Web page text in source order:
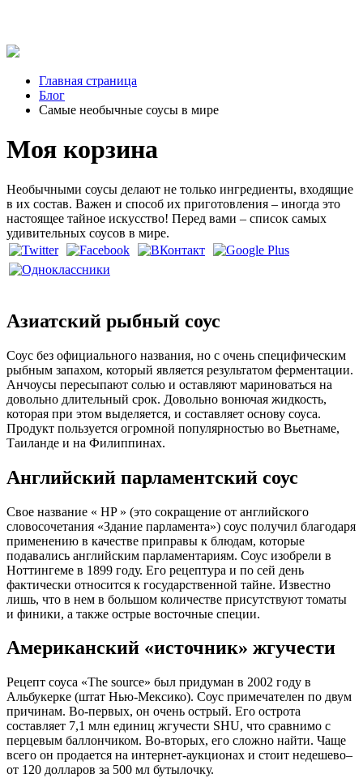
Главная страница
Блог
Самые необычные соусы в мире
Моя корзина
Необычными соусы делают не только ингредиенты, входящие
в их состав. Важен и способ их приготовления – иногда это
настоящее тайное искусство! Перед вами – список самых
удивительных соусов в мире.
Азиатский рыбный соус
Соус без официального названия, но с очень специфическим
рыбным запахом, который является результатом ферментации.
Анчоусы пересыпают солью и оставляют мариноваться на
довольно длительный срок. Довольно вонючая жидкость,
которая при этом выделяется, и составляет основу соуса.
Продукт пользуется огромной популярностью во Вьетнаме,
Таиланде и на Филиппинах.
Английский парламентский соус
Свое название « HP » (это сокращение от английского
словосочетания «Здание парламента») соус получил благодаря
применению в качестве приправы к блюдам, которые
подавались английским парламентариям. Соус изобрели в
Ноттингеме в 1899 году. Его рецептура и по сей день
фактически относится к государственной тайне. Известно
лишь, что в нем в большом количестве присутствуют томаты
и финики, а также острые восточные специи.
Американский «источник» жгучести
Рецепт соуса «The source» был придуман в 2002 году в
Альбукерке (штат Нью-Мексико). Соус примечателен по двум
причинам. Во-первых, он очень острый. Его острота
составляет 7,1 млн единиц жгучести SHU, что сравнимо с
перцевым баллончиком. Во-вторых, его сложно найти. Чаще
всего он продается на интернет-аукционах и стоит недешево–
от 120 долларов за 500 мл бутылочку.